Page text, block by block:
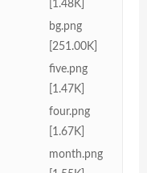
[1.48K]
bg.png
[251.00K]
five.png
[1.47K]
four.png
[1.67K]
month.png